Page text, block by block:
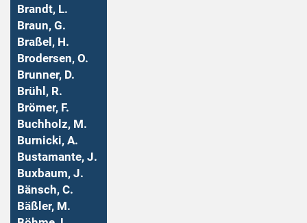
Brandt, L.
Braun, G.
Braßel, H.
Brodersen, O.
Brunner, D.
Brühl, R.
Brömer, F.
Buchholz, M.
Burnicki, A.
Bustamante, J.
Buxbaum, J.
Bänsch, C.
Bäßler, M.